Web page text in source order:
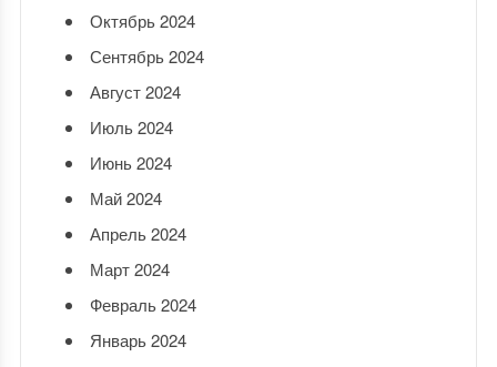
Октябрь 2024
Сентябрь 2024
Август 2024
Июль 2024
Июнь 2024
Май 2024
Апрель 2024
Март 2024
Февраль 2024
Январь 2024